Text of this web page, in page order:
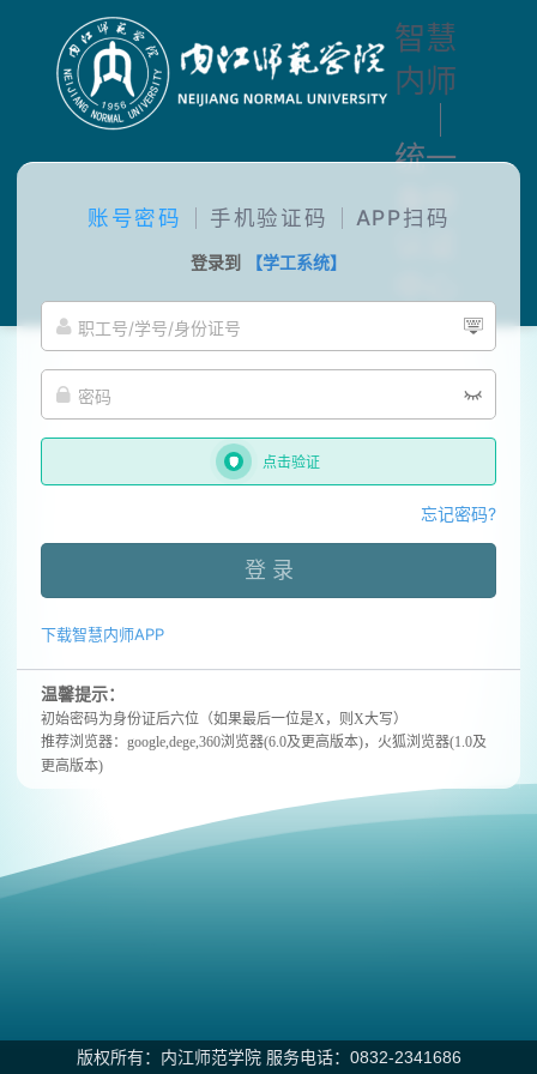
智慧
内师
统一
身份
账号密码 手机验证码 APP扫码
登录到 【学工系统】
点击验证
忘记密码?
登 录
下载智慧内师APP
温馨提示：
初始密码为身份证后六位（如果最后一位是X，则X大写）
推荐浏览器：google,dege,360浏览器(6.0及更高版本)， ‌火狐浏览器(1.0及
更高版本)
版权所有：内江师范学院 服务电话：0832-2341686